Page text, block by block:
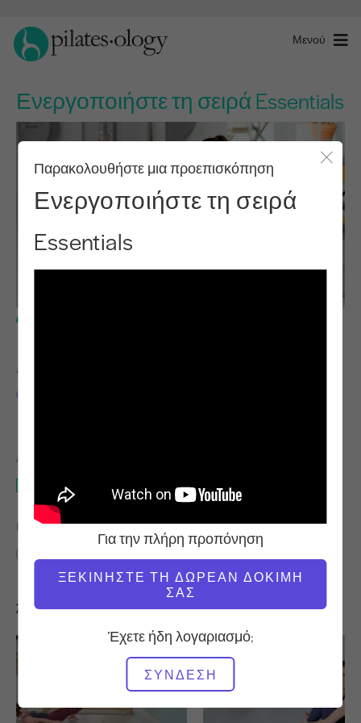
Μενού
Ενεργοποιήστε τη σειρά Essentials
Παρακολουθήστε μια προεπισκόπηση
Ενεργοποιήστε τη σειρά
Essentials
Για την πλήρη προπόνηση
ΞΕΚΙΝΉΣΤΕ ΤΗ ΔΩΡΕΆΝ ΔΟΚΙΜΉ
ΣΑΣ
Έχετε ήδη λογαριασμό;
ΣΎΝΔΕΣΗ
ΔΆΣΚΑΛΟΣ
Carrie Russo
ΑΠΑΙΤΟΎΜΕΝΟΣ ΕΞΟΠΛΙΣΜΌΣ
ΒΡΕΊΤΕ ΠΑΡΌΜΟΙΕΣ ΤΆΞΕΙΣ ΓΙΑ
Άλλες προπονήσεις που μπορεί να σας αρέσουν